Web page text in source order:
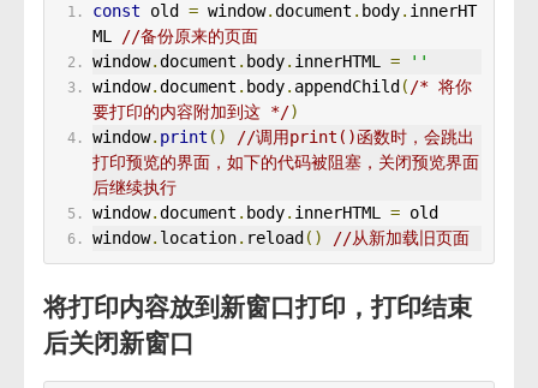
const old = window.document . body. innerHT
ML
//备份原来的页面
window.document . body. innerHTML =
''
window.document . body. appendChild ( /* 将你
要打印的内容附加到这 */)
window. print ()
//调用print()函数时，会跳出
打印预览的界面，如下的代码被阻塞，关闭预览界面
后继续执行
window.document . body. innerHTML = old
window. location. reload () //从新加载旧页面
将打印内容放到新窗口打印，打印结束
后关闭新窗口